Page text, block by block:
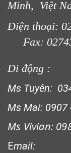
Minh, Việt
Điện thoại:
Fax:
Di động :
Ms Tuyên:
Ms Mai: 0907
Ms Vivian:
Email: